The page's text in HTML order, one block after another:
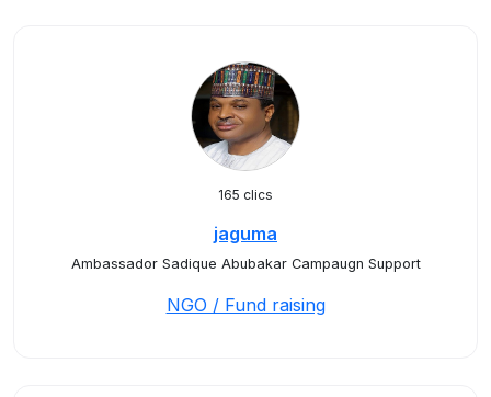
165 clics
jaguma
Ambassador Sadique Abubakar Campaugn Support
NGO / Fund raising